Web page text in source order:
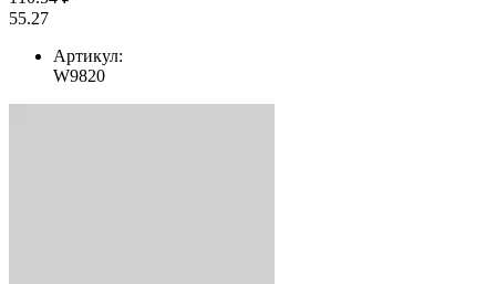
55.27
Артикул:
W9820